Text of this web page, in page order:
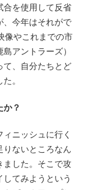
合を使用して反省
、今年はそれがで
像やこれまでの市
アントラーズ）
て、自分たちとど
。
？
ニッシュに行く
ないところなん
ました。そこで攻
てみようという